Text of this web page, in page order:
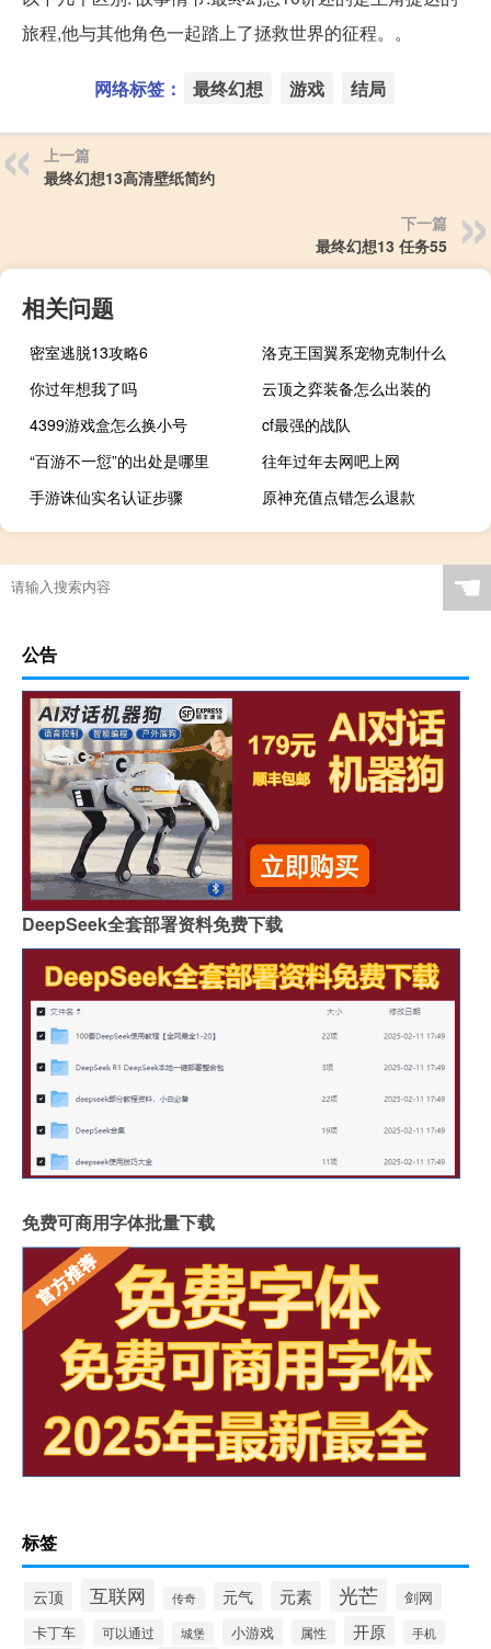
旅程,他与其他角色一起踏上了拯救世界的征程。。
网络标签： 最终幻想 游戏 结局
上一篇
最终幻想13高清壁纸简约
下一篇
最终幻想13 任务55
相关问题
密室逃脱13攻略6
洛克王国翼系宠物克制什么
你过年想我了吗
云顶之弈装备怎么出装的
4399游戏盒怎么换小号
cf最强的战队
“百游不一愆”的出处是哪里
往年过年去网吧上网
手游诛仙实名认证步骤
原神充值点错怎么退款
☚
公告
DeepSeek全套部署资料免费下载
免费可商用字体批量下载
标签
云顶 互联网 传奇 元气 元素 光芒
剑网
卡丁车
可以通过 城堡 小游戏 属性 开原 手机